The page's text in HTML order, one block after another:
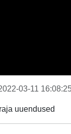
03-11
uuendused